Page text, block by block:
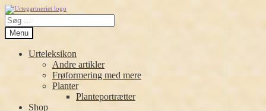
Spring
til
navigation
Spring
til
indhold
Søg
efter:
Menu
Urteleksikon
Andre artikler
Frøformering med mere
Planter
Planteportrætter
Shop